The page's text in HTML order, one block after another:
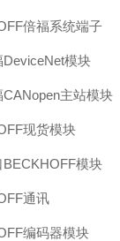
倍福系统端子
DeviceNet模块
主站模块
现货模块
BECKHOFF模块
通讯
编码器模块